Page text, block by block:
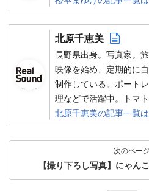
北原千恵美
長野県出身。写真家。
映像を始め、定期的に
制作している。ポート
理などで活躍中。トマト
北原千恵美の記事一覧
次のページ
【撮り下ろし写真】にゃん